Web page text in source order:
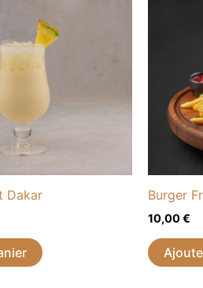
Dakar Burger
10,00€